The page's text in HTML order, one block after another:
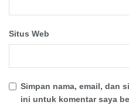
Situs Web
Simpan nama, email, dan
ini untuk komentar saya